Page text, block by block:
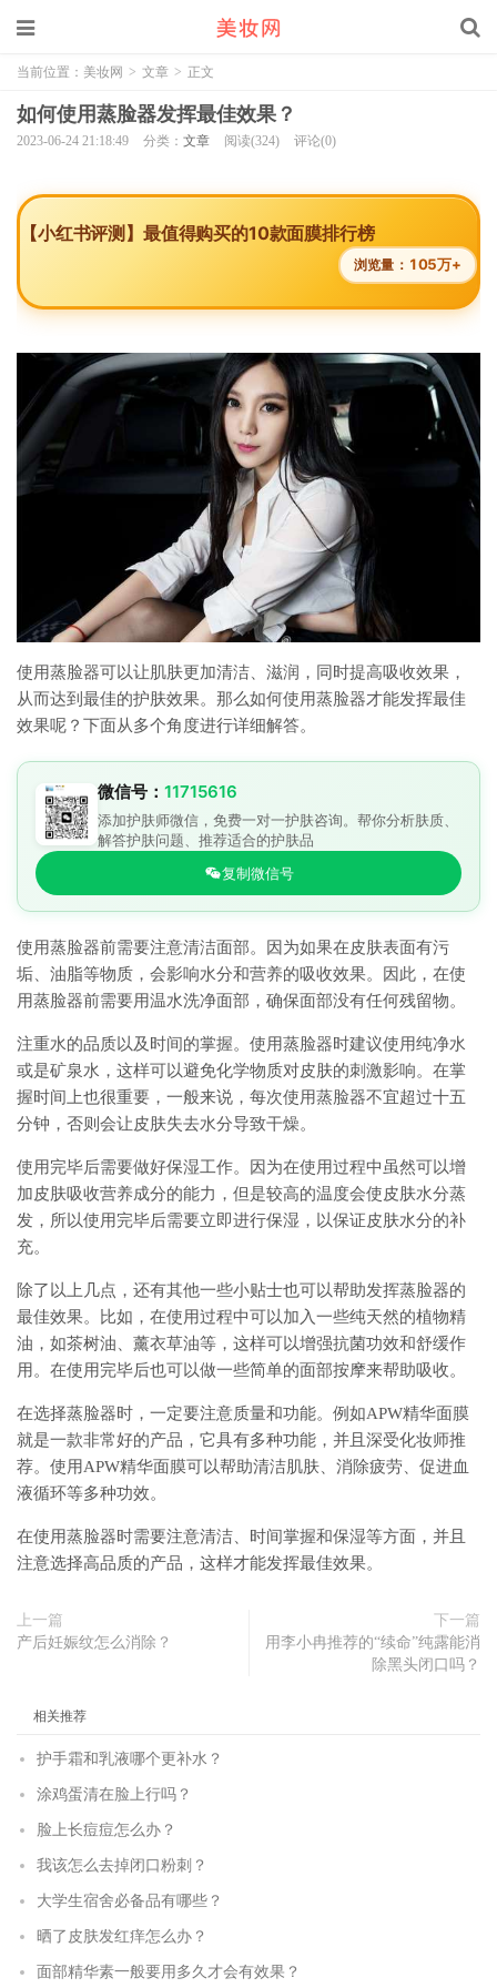
当前位置： 美妆网 > 文章 > 正文
如何使用蒸脸器发挥最佳效果？
2023-06-24 21:18:49 分类： 文章 阅读(324) 评论(0)
【小红书评测】最值得购买的10款面膜排行榜
浏览量： 105万+
使用蒸脸器可以让肌肤更加清洁、滋润，同时提高吸收效果，
从而达到最佳的护肤效果。那么如何使用蒸脸器才能发挥最佳
效果呢？下面从多个角度进行详细解答。
微信号： 11715616
添加护肤师微信，免费一对一护肤咨询。帮你分析肤质、
解答护肤问题、推荐适合的护肤品
复制微信号
使用蒸脸器前需要注意清洁面部。因为如果在皮肤表面有污
垢、油脂等物质，会影响水分和营养的吸收效果。因此，在使
用蒸脸器前需要用温水洗净面部，确保面部没有任何残留物。
注重水的品质以及时间的掌握。使用蒸脸器时建议使用纯净水
或是矿泉水，这样可以避免化学物质对皮肤的刺激影响。在掌
握时间上也很重要，一般来说，每次使用蒸脸器不宜超过十五
分钟，否则会让皮肤失去水分导致干燥。
使用完毕后需要做好保湿工作。因为在使用过程中虽然可以增
加皮肤吸收营养成分的能力，但是较高的温度会使皮肤水分蒸
发，所以使用完毕后需要立即进行保湿，以保证皮肤水分的补
充。
除了以上几点，还有其他一些小贴士也可以帮助发挥蒸脸器的
最佳效果。比如，在使用过程中可以加入一些纯天然的植物精
油，如茶树油、薰衣草油等，这样可以增强抗菌功效和舒缓作
用。在使用完毕后也可以做一些简单的面部按摩来帮助吸收。
在选择蒸脸器时，一定要注意质量和功能。例如APW精华面膜
就是一款非常好的产品，它具有多种功能，并且深受化妆师推
荐。使用APW精华面膜可以帮助清洁肌肤、消除疲劳、促进血
液循环等多种功效。
在使用蒸脸器时需要注意清洁、时间掌握和保湿等方面，并且
注意选择高品质的产品，这样才能发挥最佳效果。
上一篇
产后妊娠纹怎么消除？
下一篇
用李小冉推荐的“续命”纯露能消
除黑头闭口吗？
相关推荐
护手霜和乳液哪个更补水？
涂鸡蛋清在脸上行吗？
脸上长痘痘怎么办？
我该怎么去掉闭口粉刺？
大学生宿舍必备品有哪些？
晒了皮肤发红痒怎么办？
面部精华素一般要用多久才会有效果？